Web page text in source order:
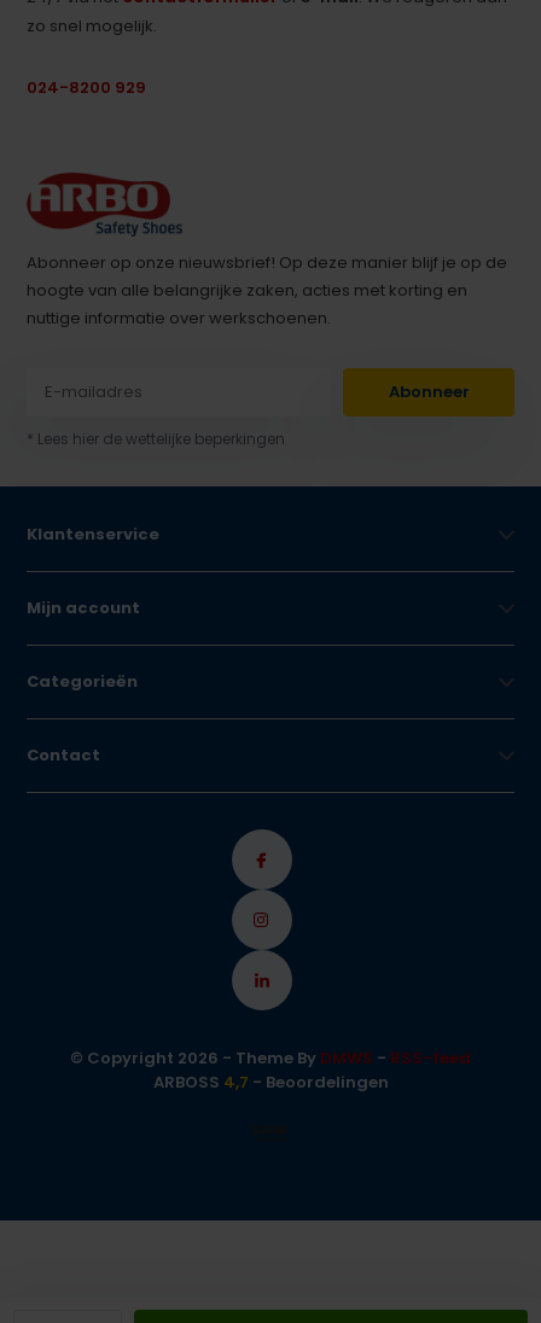
zo snel mogelijk.
024-8200 929
Abonneer op onze nieuwsbrief! Op deze manier blijf je op de
hoogte van alle belangrijke zaken, acties met korting en
nuttige informatie over werkschoenen.
Abonneer
* Lees hier de wettelijke beperkingen
Klantenservice
Mijn account
Categorieën
Contact
© Copyright 2026 - Theme By DMWS - RSS-feed
ARBOSS 4,7 - Beoordelingen